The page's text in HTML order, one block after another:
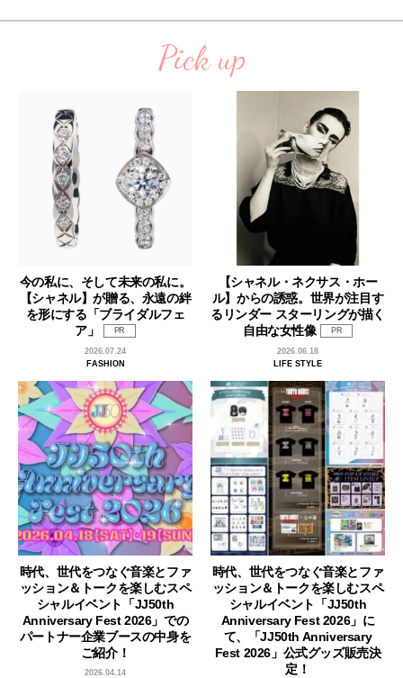
Pick up
今の私に、そして未来の私に。
【シャネル】が贈る、永遠の絆
を形にする「ブライダルフェ
ア」
PR
2026.07.24
FASHION
【シャネル・ネクサス・ホー
ル】からの誘惑。世界が注目す
るリンダー スターリングが描く
自由な女性像
PR
2026.06.18
LIFE STYLE
時代、世代をつなぐ音楽とファ
ッション＆トークを楽しむスペ
シャルイベント「JJ50th
Anniversary Fest 2026」での
パートナー企業ブースの中身を
ご紹介！
2026.04.14
時代、世代をつなぐ音楽とファ
ッション＆トークを楽しむスペ
シャルイベント「JJ50th
Anniversary Fest 2026」に
て、「JJ50th Anniversary
Fest 2026」公式グッズ販売決
定！